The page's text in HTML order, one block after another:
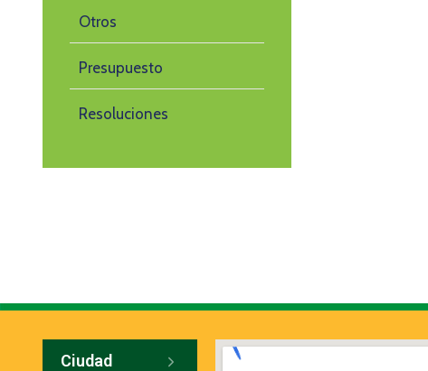
Otros
Presupuesto
Resoluciones
Ciudad